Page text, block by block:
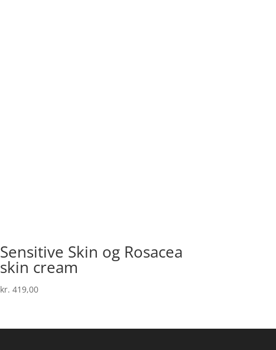
Sensitive Skin og Rosacea
skin cream
kr. 419,00